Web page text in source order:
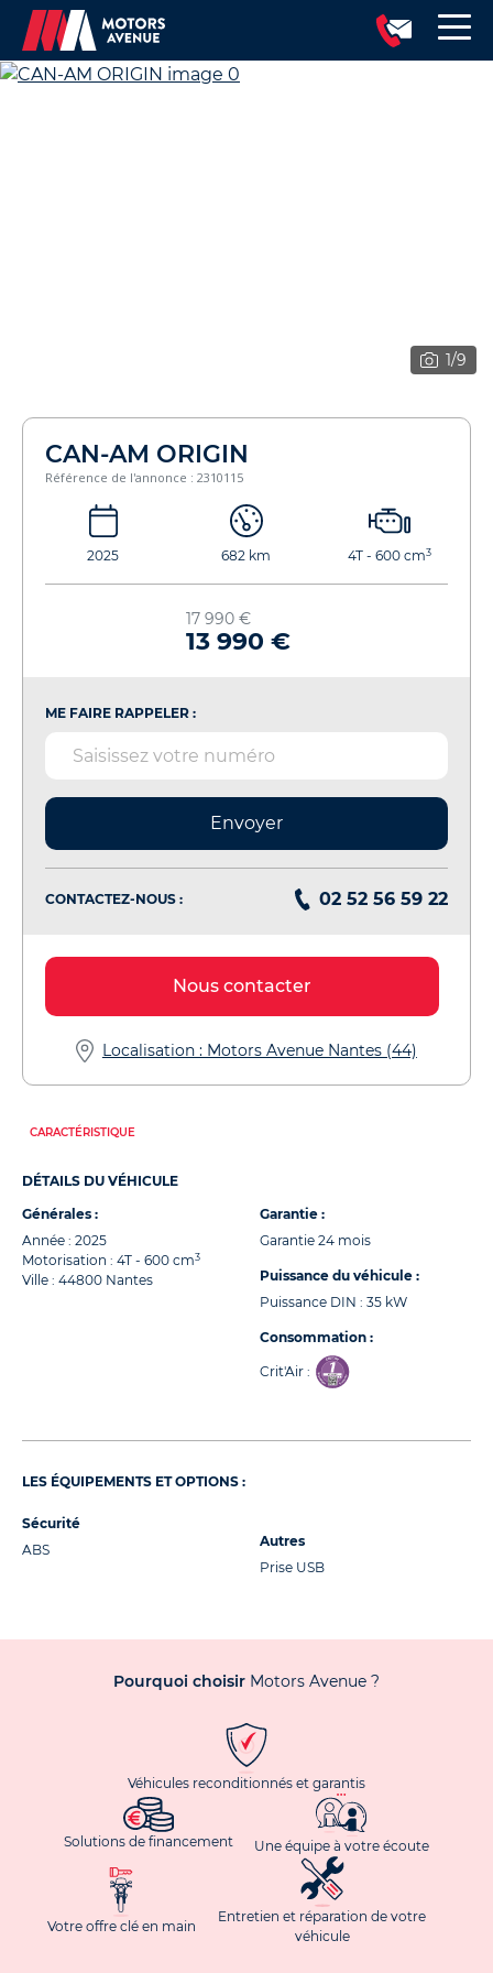
1/9
CAN-AM ORIGIN
Référence de l'annonce : 2310115
2025 682 km 4T - 600 cm3
17 990 €
13 990 €
ME FAIRE RAPPELER :
Envoyer
CONTACTEZ-NOUS : 02 52 56 59 22
Nous contacter
Localisation : Motors Avenue Nantes (44)
CARACTÉRISTIQUE
DÉTAILS DU VÉHICULE
Générales :
Année : 2025
Motorisation : 4T - 600 cm3
Ville : 44800 Nantes
Garantie :
Garantie 24 mois
Puissance du véhicule :
Puissance DIN : 35 kW
Consommation :
Crit'Air :
LES ÉQUIPEMENTS ET OPTIONS :
Sécurité
ABS
Autres
Prise USB
Pourquoi choisir Motors Avenue ?
Véhicules reconditionnés et garantis
Solutions de financement Une équipe à votre écoute
Votre offre clé en main
Entretien et réparation de votre
véhicule